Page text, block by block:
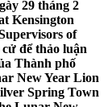
29 tháng 2
Kensington
of
để thảo luận
Thành phố
New Year Lion
Spring Town